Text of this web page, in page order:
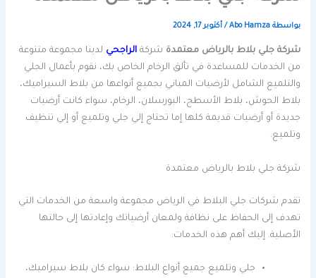
بواسطة Abo Hamza
/أكتوبر 17, 2024
شركة جلي بلاط بالرياض معتمدة شركةالراجحي لدينا مجموعة متنوعة
من الخدمات للمساعدة في تألق الرخام الخاص بك، نقوم بأعمال الجلي
والتلميع الشامل لأرضيات المباني بجميع أنواعها من بلاط السيراميك،
بلاط الحوش، بلاط الأسطح، البورسلان، الرخام، سواء كانت أرضيات
جديدة أو أرضيات قديمة كلها إما تحتاج إلي جلي وتلميع أو إلي تنظيف
وتلميع.
شركة جلي بلاط بالرياض معتمدة
تقدم شركات جلي البلاط في الرياض مجموعة واسعة من الخدمات التي
تهدف إلى الحفاظ على نظافة ولمعان أرضياتك وإعادتها إلى حالتها
الأصلية. إليك أهم هذه الخدمات:
جلي وتلميع جميع أنواع البلاط: سواء كان بلاط سيراميك،